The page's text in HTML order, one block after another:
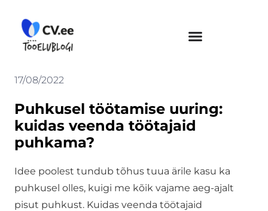
content
17/08/2022
Puhkusel töötamise uuring:
kuidas veenda töötajaid
puhkama?
Idee poolest tundub tõhus tuua ärile kasu ka
puhkusel olles, kuigi me kõik vajame aeg-ajalt
pisut puhkust. Kuidas veenda töötajaid